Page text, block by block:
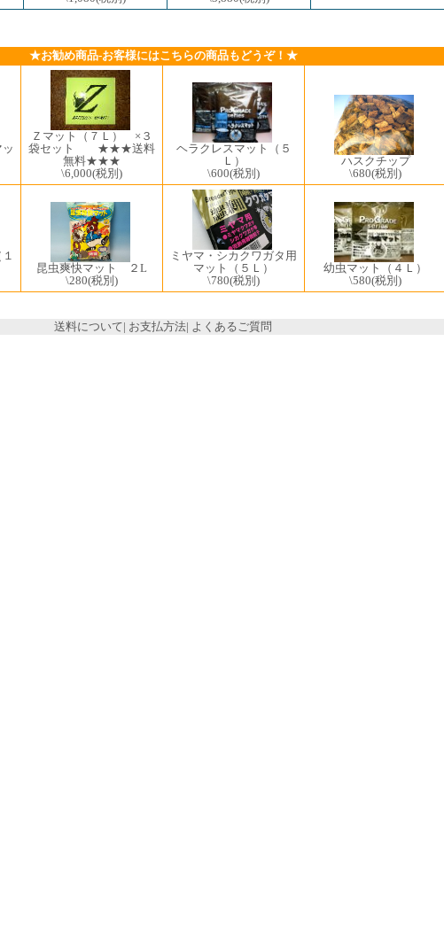
★お勧め商品-お客様にはこちらの商品もどうぞ！★
Ｚマット（７Ｌ） ×３
袋セット ★★★送料
無料★★★
\6,000(税別)
ヘラクレスマット（５
Ｌ）
\600(税別)
ハスクチップ
\680(税別)
昆虫爽快マット ２L
\280(税別)
ミヤマ・シカクワガタ用
マット（５Ｌ）
\780(税別)
幼虫マット（４Ｌ）
\580(税別)
送料について| お支払方法| よくあるご質問